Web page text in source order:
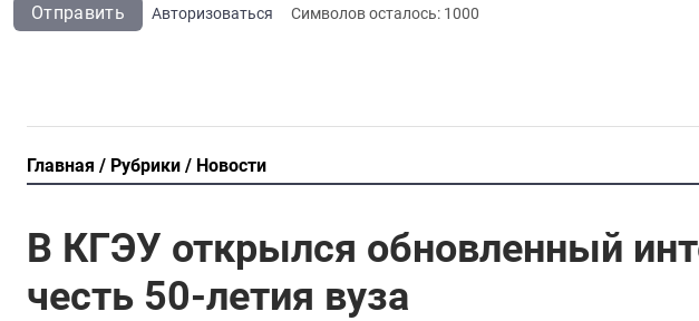
Отправить Авторизоваться Символов осталось: 1000
Главная Рубрики Новости
В КГЭУ открылся обновленный
честь 50-летия вуза